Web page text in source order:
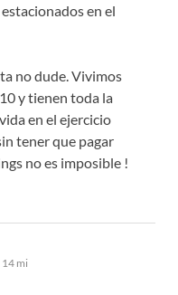
en el
no dude. Vivimos
y tienen toda la
en el ejercicio
tener que pagar
no es imposible !
mi